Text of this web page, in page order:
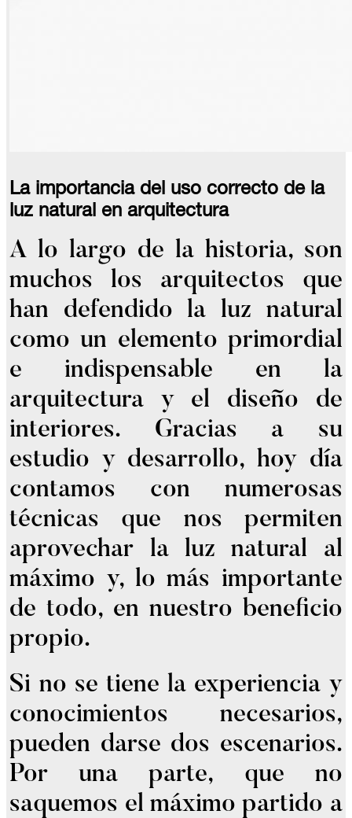
La importancia del uso correcto de la
luz natural en arquitectura
A lo largo de la historia, son
muchos los arquitectos que
han defendido la luz natural
como un elemento primordial
e indispensable en la
arquitectura y el diseño de
interiores. Gracias a su
estudio y desarrollo, hoy día
contamos con numerosas
técnicas que nos permiten
aprovechar la luz natural al
máximo y, lo más importante
de todo, en nuestro beneficio
propio.
Si no se tiene la experiencia y
conocimientos necesarios,
pueden darse dos escenarios.
Por una parte, que no
saquemos el máximo partido a